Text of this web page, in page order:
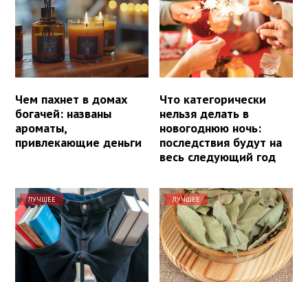
Чем пахнет в домах
богачей: названы
ароматы,
привлекающие деньги
Что категорически
нельзя делать в
новогоднюю ночь:
последствия будут на
весь следующий год
ЛУЧШЕЕ ЛУЧШЕЕ